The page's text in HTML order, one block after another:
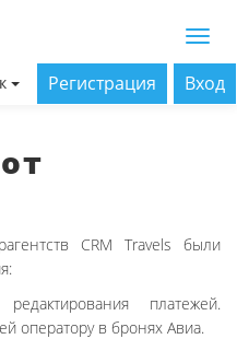
Регистрация Вход
CRM Travels были
платежей.
оператору в бронях Авиа.